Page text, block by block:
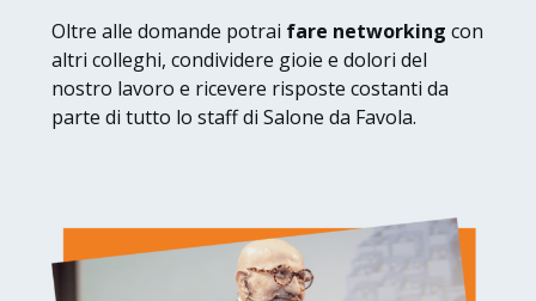
Oltre alle domande potrai fare networking con
altri colleghi, condividere gioie e dolori del
nostro lavoro e ricevere risposte costanti da
parte di tutto lo staff di Salone da Favola.